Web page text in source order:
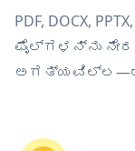
PDF, DOCX,
ಫೈಲ್‌ಗಳನ್ನು